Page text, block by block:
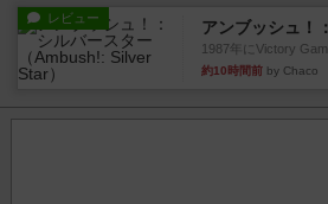
レビュー アンブッシュ！
1987年にVictory
約10時間前 by Chaco